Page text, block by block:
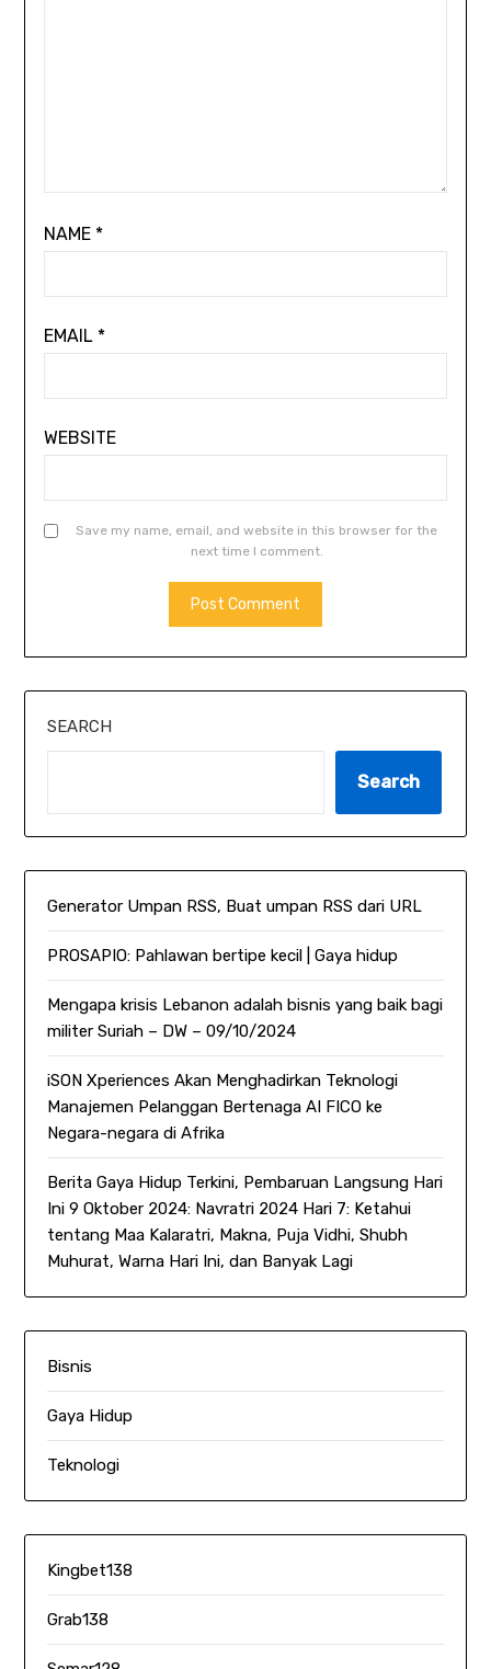
NAME *
EMAIL *
WEBSITE
Save my name, email, and website in this browser for the
next time I comment.
SEARCH
Search
Generator Umpan RSS, Buat umpan RSS dari URL
PROSAPIO: Pahlawan bertipe kecil | Gaya hidup
Mengapa krisis Lebanon adalah bisnis yang baik bagi
militer Suriah – DW – 09/10/2024
iSON Xperiences Akan Menghadirkan Teknologi
Manajemen Pelanggan Bertenaga AI FICO ke
Negara-negara di Afrika
Berita Gaya Hidup Terkini, Pembaruan Langsung Hari
Ini 9 Oktober 2024: Navratri 2024 Hari 7: Ketahui
tentang Maa Kalaratri, Makna, Puja Vidhi, Shubh
Muhurat, Warna Hari Ini, dan Banyak Lagi
Bisnis
Gaya Hidup
Teknologi
Kingbet138
Grab138